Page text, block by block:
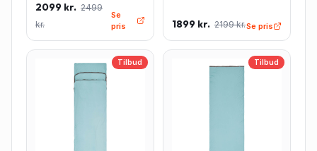
Rektangulær - Large -
Grøn
2099 kr. 2499
kr.
Se
pris
Grøn
1899 kr. 2199 kr.Se pris
Tilbud Tilbud